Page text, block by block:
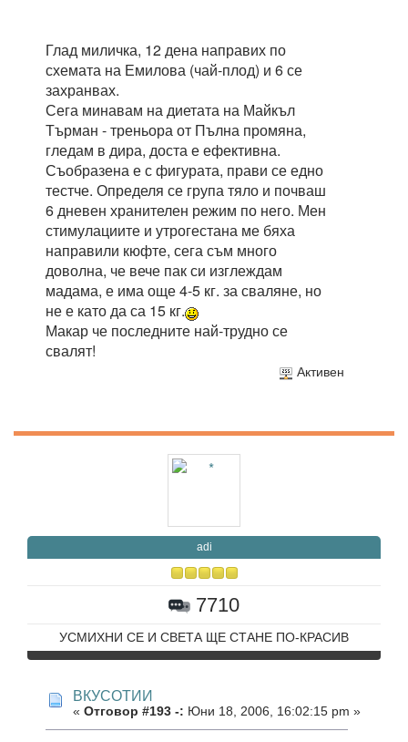
Глад миличка, 12 дена направих по
схемата на Емилова (чай-плод) и 6 се
захранвах.
Сега минавам на диетата на Майкъл
Търман - треньора от Пълна промяна,
гледам в дира, доста е ефективна.
Съобразена е с фигурата, прави се едно
тестче. Определя се група тяло и почваш
6 дневен хранителен режим по него. Мен
стимулациите и утрогестана ме бяха
направили кюфте, сега съм много
доволна, че вече пак си изглеждам
мадама, е има още 4-5 кг. за сваляне, но
не е като да са 15 кг.
Макар че последните най-трудно се
свалят!
Активен
adi
7710
УСМИХНИ СЕ И СВЕТА ЩЕ СТАНЕ ПО-КРАСИВ
ВКУСОТИИ
« Отговор #193 -: Юни 18, 2006, 16:02:15 pm »